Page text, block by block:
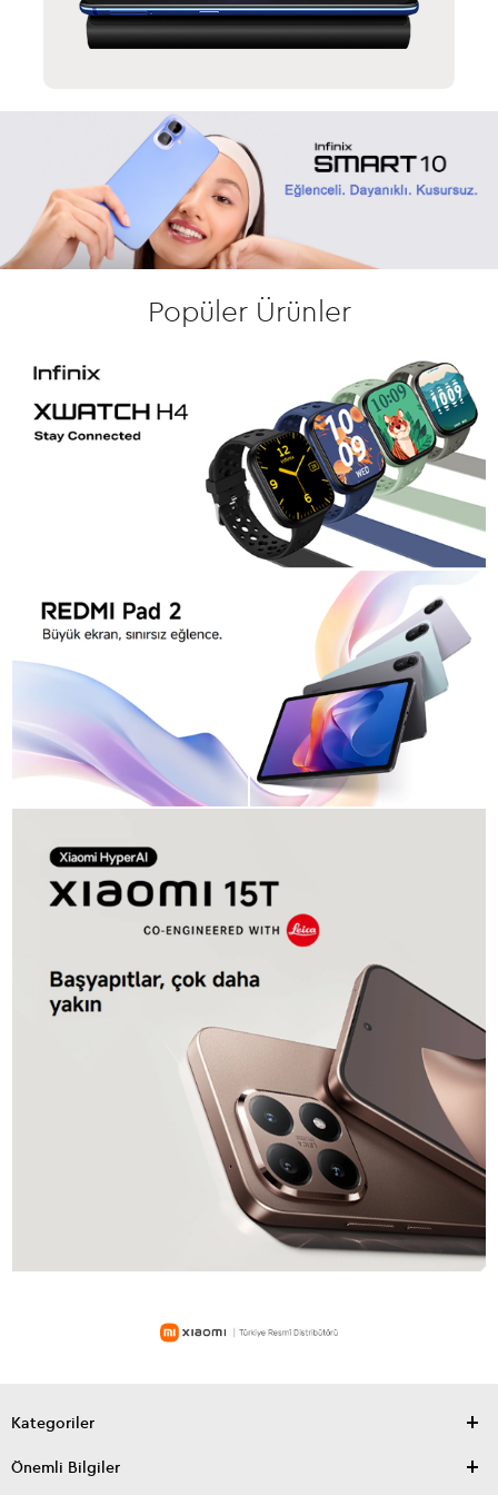
Popüler Ürünler
Kategoriler
Önemli Bilgiler